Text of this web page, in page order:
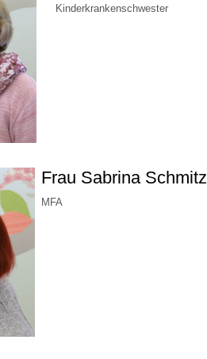
Kinderkrankenschwester
Frau Sabrina Schmitz
MFA